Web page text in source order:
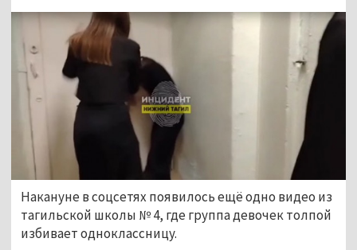
Накануне в соцсетях появилось ещё одно видео из
тагильской школы № 4, где группа девочек толпой
избивает одноклассницу.